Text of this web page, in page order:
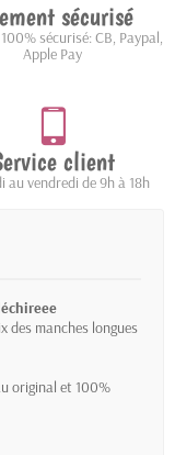
sécurisé
sécurisé: CB, Paypal,
Apple Pay
client
au vendredi de 9h à 18h
des manches longues
original et 100%